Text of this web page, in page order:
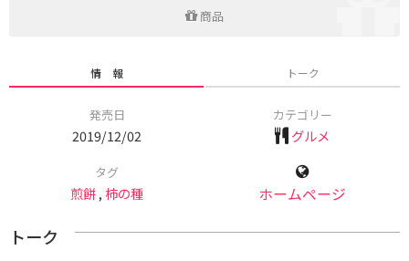
商品
情 報 トーク
発売日
2019/12/02
カテゴリー
グルメ
タグ
煎餅,柿の種 ホームページ
トーク